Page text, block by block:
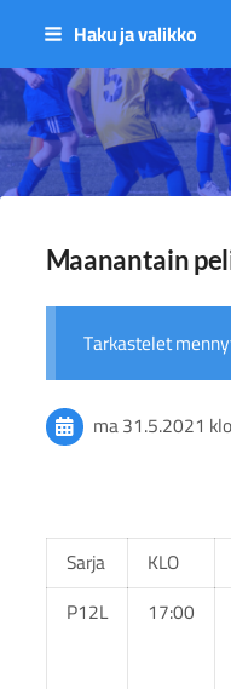
Siirry
sisältöön
Haku ja valikko
Maanantain
Tarkastelet
ma 31.5.2021
Sarja KLO
P12L
17:00